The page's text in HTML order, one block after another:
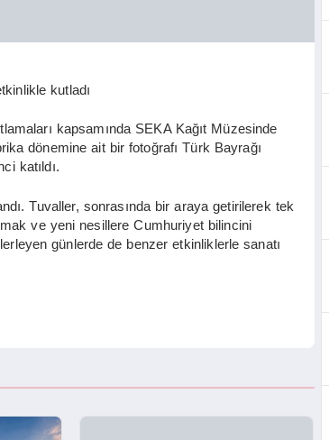
kutladı
kapsamında SEKA Kağıt Müzesinde
dönemine ait bir fotoğrafı Türk Bayrağı
katıldı.
Tuvaller, sonrasında bir araya getirilerek tek
ve yeni nesillere Cumhuriyet bilincini
günlerde de benzer etkinliklerle sanatı